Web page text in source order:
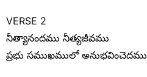
VERSE 2
నీత్యానందము నీత్యజీవము
ప్రభు సముఖములో అనుభవించెదము